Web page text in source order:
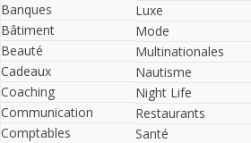
Banques
Bâtiment
Beauté
Cadeaux
Coaching
Communication
Comptables
Luxe
Mode
Multinationales
Nautisme
Night Life
Restaurants
Santé